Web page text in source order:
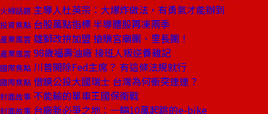
火線話題 主導人杜英宗：大爆炸做法，有勇氣才能辦到
投資焦點 台股萬點指標 半導體股再凍兩季
產業風雲 雄獅改拚加盟 搶賺宮廟團、里長團！
產業風雲 98歲福壽油廠 接班人叛逆養雞記
國際焦點 川普開除Fed主席？ 有這條法規就行
國際焦點 借鏡公投大國瑞士 台灣為何衝突連連？
封面故事 不能輸的單車王國保衛戰
封面故事 台廠新必爭之地：一輛10萬起跳的e-bike